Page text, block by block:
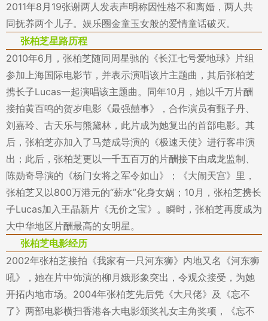
2011年8月19张谢两人发表声明称因性格不和离婚，两人共
同抚养两个儿子。娱乐圈金童玉女般的爱情童话破灭。
张柏芝星路历程
2010年6月，张柏芝随同周星驰的《长江七号爱地球》片组
参加上海国际电影节，并表示演唱该片主题曲，其后张柏芝
携长子Lucas一起演唱该主题曲。同年10月，她以千万片酬
接拍黄百鸣的贺岁电影《最强囍事》，合作演员有甄子丹、
刘嘉玲、古天乐与熊黛林，此片成为她复出的首部电影。其
后，张柏芝亦加入了马楚成导演的《极速天使》进行客串演
出；此后，张柏芝更以一千五百万的片酬接下由成龙监制、
陈勋奇导演的《杨门女将之军令如山》；《大闹天宫》里，
张柏芝又以800万港元的“薪水”化身女娲；10月，张柏芝携长
子Lucas加入王晶新片《无价之宝》。瞬时，张柏芝再度成为
大中华地区片酬最高的女明星。
张柏芝电影经历
2002年张柏芝接拍《我家有一只河东狮》内地又名《河东狮
吼》，她在片中饰演的柳月娥形象突出，令观众接受，为她
开拓内地市场。2004年张柏芝先后凭《大只佬》及《忘不
了》两部电影横扫香港各大电影颁奖礼女主角奖项，《忘不